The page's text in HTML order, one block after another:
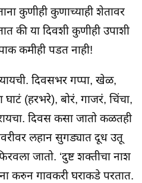
कुणीही कुणाच्याही शेतावर
या दिवशी कुणीही उपाशी
कमीही पडत नाही!
दिवसभर गप्पा, खेळ,
(हरभरे), बोरं, गाजरं, चिंचा,
दिवस कसा जातो कळतही
लहान सुगड्यात दूध उतू
जातो. ‘दुष्ट शक्तीचा नाश
करुन गावकरी घराकडे परतात.